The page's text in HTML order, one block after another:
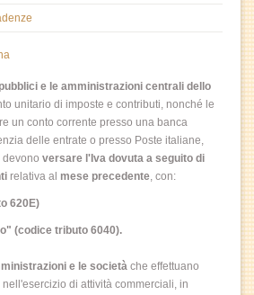
e le amministrazioni centrali dello
unitario di imposte e contributi, nonché le
un conto corrente presso una banca
delle entrate o presso Poste italiane,
devono versare l'Iva dovuta a seguito di
relativa al mese precedente, con:
620E)
(codice tributo 6040).
e le società che effettuano
di attività commerciali, in